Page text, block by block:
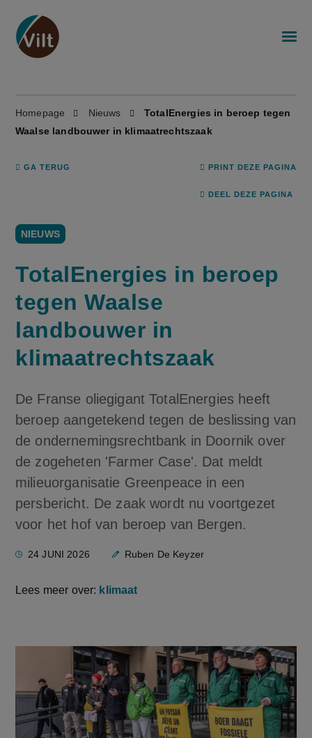
Homepage Nieuws
TotalEnergies in beroep tegen
Waalse landbouwer in klimaatrechtszaak
GA TERUG PRINT DEZE PAGINA
DEEL DEZE PAGINA
NIEUWS
TotalEnergies in beroep
tegen Waalse
landbouwer in
klimaatrechtszaak
De Franse oliegigant TotalEnergies heeft
beroep aangetekend tegen de beslissing van
de ondernemingsrechtbank in Doornik over
de zogeheten 'Farmer Case'. Dat meldt
milieuorganisatie Greenpeace in een
persbericht. De zaak wordt nu voortgezet
voor het hof van beroep van Bergen.
24 JUNI 2026 Ruben De Keyzer
Lees meer over: klimaat